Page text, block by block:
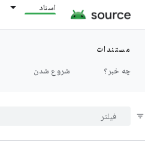
اسناد
مستندات
چه خبر؟
شروع شدن